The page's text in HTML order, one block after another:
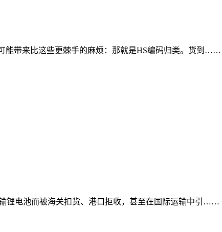
能带来比这些更棘手的麻烦：那就是HS编码归类。货到……
锂电池而被海关扣货、港口拒收，甚至在国际运输中引……